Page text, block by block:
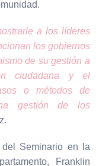
a los líderes
los gobiernos
de su gestión a
ciudadana y el
o métodos de
gestión de los
Seminario en la
Franklin